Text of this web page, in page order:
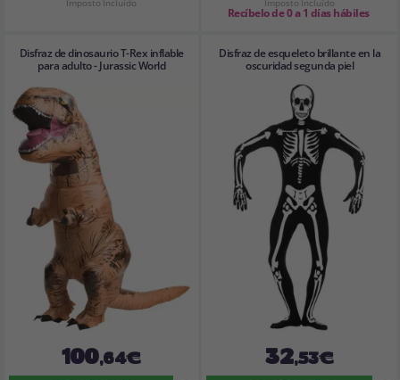
Imposto Incluído Imposto Incluído
Recíbelo de 0 a 1 días hábiles
Disfraz de dinosaurio T-Rex inflable
para adulto - Jurassic World
100,64€
Disfraz de esqueleto brillante en la
oscuridad segunda piel
32,53€